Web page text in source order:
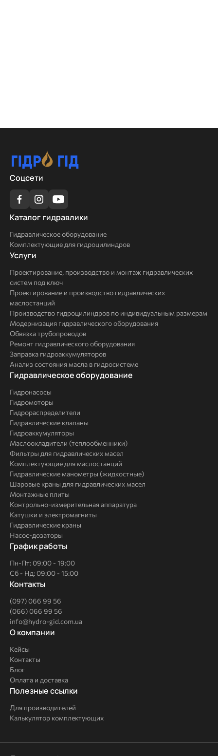
Соцсети
Каталог
Каталог гидравлики
Гидравлическое оборудование
Комплектующие для гидроцилиндров
Услуги
Услуги
Проектирование, производство и монтаж гидравлических
систем под ключ
Проектирование и производство гидравлических
маслостанций
Производство гидроцилиндров по индивидуальным размерам
Модернизация гидравлического оборудования
Обвязка трубопроводов
Ремонт гидравлического оборудования
Заправка гидроаккумуляторов
Анализ состояния масла в гидросистеме
Комплексные
Гидравлическое оборудование
Гидронасосы
Гидромоторы
Гидрораспределители
Гидравлические клапаны
Гидроаккумуляторы
Маслоохладители (теплообменники)
Фильтры для гидравлических масел
Комплектующие для маслостанций
Гидравлические манометры (жидкостные)
Шаровые краны для гидравлических масел
Монтажные плиты
Контрольно-измерительная аппаратура
Катушки и электромагниты
Гидравлические краны
Насос-дозаторы
График работы
Пн-Пт: 09:00 - 19:00
Сб - Нд: 09:00 - 15:00
Контакты
(097) 066 99 56
(066) 066 99 56
info@hydro-gid.com.ua
О
компании
О компании
Кейсы
Контакты
Блог
Оплата и доставка
Полезные
Полезные ссылки
Для производителей
Калькулятор комплектующих